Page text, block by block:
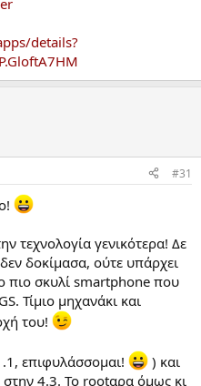
details?
#31
τεχνολογία γενικότερα! Δε
δοκίμασα, ούτε υπάρχει
πιο σκυλί smartphone που
Τίμιο μηχανάκι και
του!
επιφυλάσσομαι!
) και
4.3. Το rootαρα όμως κι